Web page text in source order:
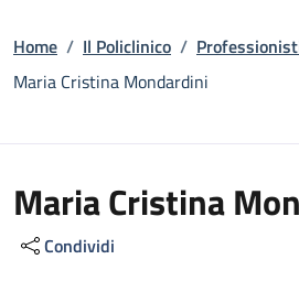
Briciole di pane
Home / Il Policlinico /
Maria Cristina Mondardini
Maria Cristina
Condividi